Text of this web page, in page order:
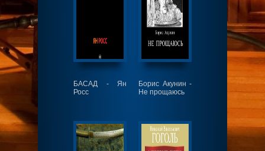
БАСАД - Ян
Росс
Борис Акунин -
Не прощаюсь